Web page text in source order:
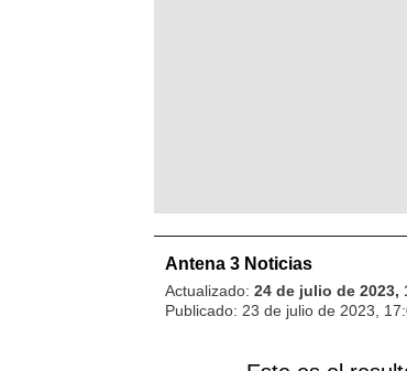
Antena 3 Noticias
Actualizado: 24 de julio de 2023,
Publicado: 23 de julio de 2023,